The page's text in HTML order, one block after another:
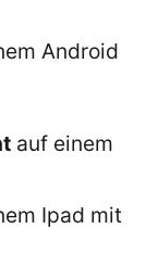
auf einem